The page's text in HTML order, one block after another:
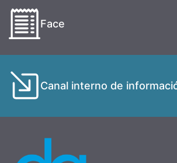
Face
Canal interno de